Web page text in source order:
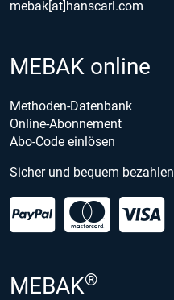
mebak[at]hanscarl.com
MEBAK online
Methoden-Datenbank
Online-Abonnement
Abo-Code einlösen
Sicher und bequem bezahlen
MEBAK®